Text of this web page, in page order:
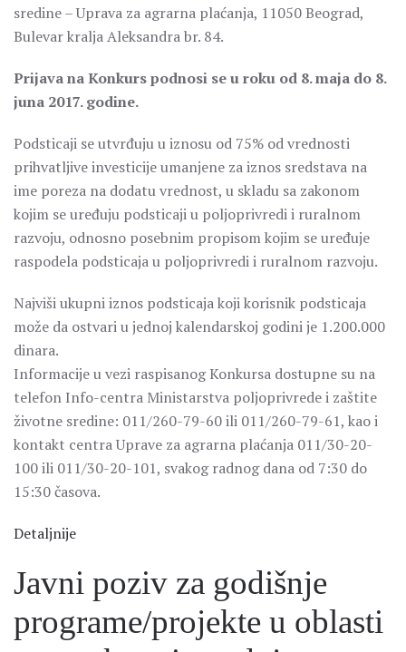
sredine – Uprava za agrarna plaćanja, 11050 Beograd,
Bulevar kralja Aleksandra br. 84.
Prijava na Konkurs podnosi se u roku od 8. maja do 8.
juna 2017. godine.
Podsticaji se utvrđuju u iznosu od 75% od vrednosti
prihvatljive investicije umanjene za iznos sredstava na
ime poreza na dodatu vrednost, u skladu sa zakonom
kojim se uređuju podsticaji u poljoprivredi i ruralnom
razvoju, odnosno posebnim propisom kojim se uređuje
raspodela podsticaja u poljoprivredi i ruralnom razvoju.
Najviši ukupni iznos podsticaja koji korisnik podsticaja
može da ostvari u jednoj kalendarskoj godini je 1.200.000
dinara.
Informacije u vezi raspisanog Konkursa dostupne su na
telefon Info-centra Ministarstva poljoprivrede i zaštite
životne sredine: 011/260-79-60 ili 011/260-79-61, kao i
kontakt centra Uprave za agrarna plaćanja 011/30-20-
100 ili 011/30-20-101, svakog radnog dana od 7:30 do
15:30 časova.
Detaljnije
Javni poziv za godišnje
programe/projekte u oblasti